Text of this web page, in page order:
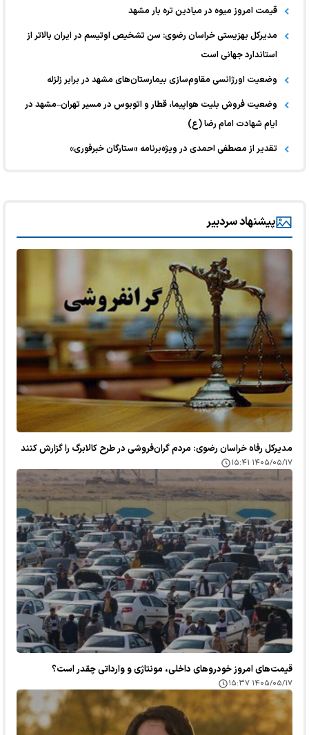
قیمت امروز میوه در میادین تره بار مشهد
مدیرکل بهزیستی خراسان رضوی: سن تشخیص اوتیسم در ایران بالاتر از
استاندارد جهانی است
وضعیت اورژانسی مقاوم‌سازی بیمارستان‌های مشهد در برابر زلزله
وضعیت فروش بلیت هواپیما، قطار و اتوبوس در مسیر تهران–مشهد در
ایام شهادت امام رضا (ع)
تقدیر از مصطفی احمدی در ویژه‌برنامه «ستارگان خبرفوری»
پیشنهاد سردبیر
مدیرکل رفاه خراسان رضوی: مردم گران‌فروشی در طرح کالابرگ را گزارش کنند
۱۴۰۵/۰۵/۱۷ ۱۵:۴۱
قیمت‌های امروز خودرو‌های داخلی، مونتاژی و وارداتی چقدر است؟
۱۴۰۵/۰۵/۱۷ ۱۵:۳۷